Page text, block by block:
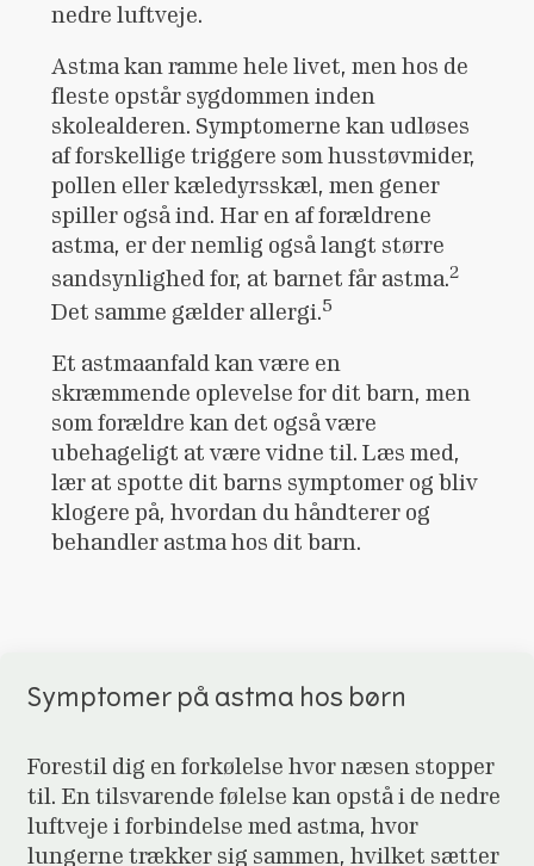
nedre luftveje.
Astma kan ramme hele livet, men hos de
fleste opstår sygdommen inden
skolealderen. Symptomerne kan udløses
af forskellige triggere som husstøvmider,
pollen eller kæledyrsskæl, men gener
spiller også ind. Har en af forældrene
astma, er der nemlig også langt større
sandsynlighed for, at barnet får astma.2
Det samme gælder allergi.5
Et astmaanfald kan være en
skræmmende oplevelse for dit barn, men
som forældre kan det også være
ubehageligt at være vidne til. Læs med,
lær at spotte dit barns symptomer og bliv
klogere på, hvordan du håndterer og
behandler astma hos dit barn.
Symptomer på astma hos børn
Forestil dig en forkølelse hvor næsen stopper
til. En tilsvarende følelse kan opstå i de nedre
luftveje i forbindelse med astma, hvor
lungerne trækker sig sammen, hvilket sætter